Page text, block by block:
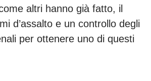
altri hanno già fatto, il
d’assalto e un controllo degli
per ottenere uno di questi